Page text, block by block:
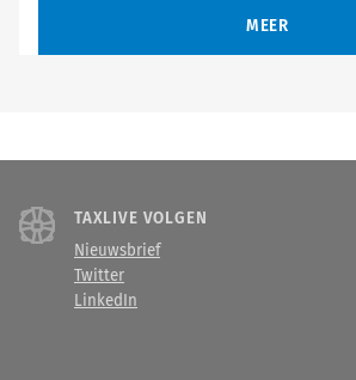
MEER
TAXLIVE VOLGEN
Nieuwsbrief
Twitter
LinkedIn